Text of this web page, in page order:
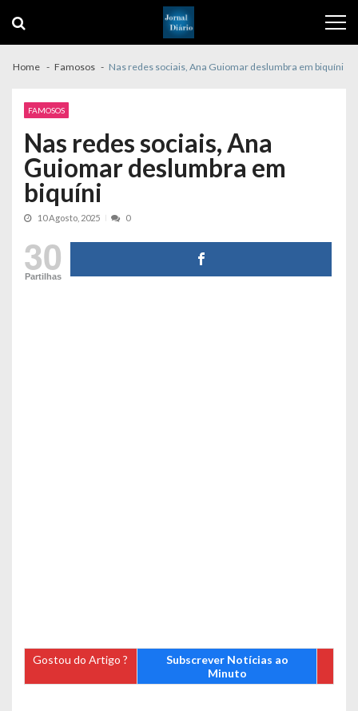
navigation
content
Home Famosos Nas redes sociais, Ana Guiomar deslumbra em biquíni
FAMOSOS
Nas redes sociais, Ana
Guiomar deslumbra em
biquíni
10 Agosto, 2025 0
30
Partilhas
Gostou do Artigo ?
Subscrever Notícias ao
Minuto